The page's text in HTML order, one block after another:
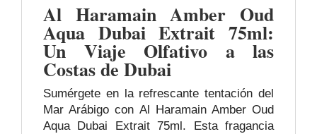
Al Haramain Amber Oud
Aqua Dubai Extrait 75ml:
Un Viaje Olfativo a las
Costas de Dubai
Sumérgete en la refrescante tentación del
Mar Arábigo con Al Haramain Amber Oud
Aqua Dubai Extrait 75ml. Esta fragancia